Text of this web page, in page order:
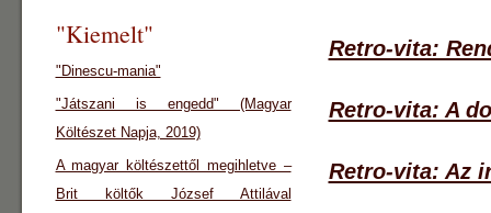
Retro-vita:
Retro-vita: A
Retro-vita: Az
"Kiemelt"
"Dinescu-mania"
"Játszani is engedd" (Magyar
Költészet Napja, 2019)
A magyar költészettől megihletve –
Brit költők József Attilával